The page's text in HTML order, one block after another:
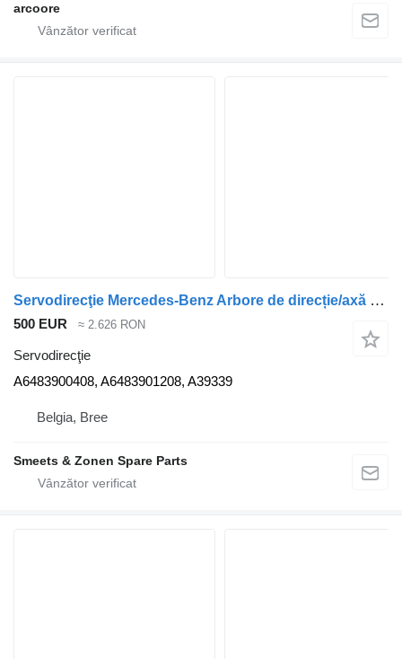
arcoore
Servodirecţie Mercedes-Benz Arbore de direcție/axă trasă Occ NR 4/11 DL-7.5 Mercedes A6483900408 pentru camion
500 EUR ≈ 2.626 RON
Servodirecţie
A6483900408, A6483901208, A39339
Belgia, Bree
Smeets & Zonen Spare Parts